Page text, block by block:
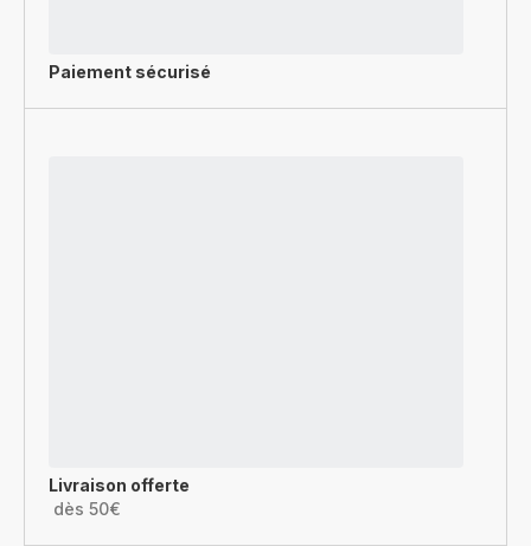
Paiement sécurisé
Livraison offerte
dès 50€